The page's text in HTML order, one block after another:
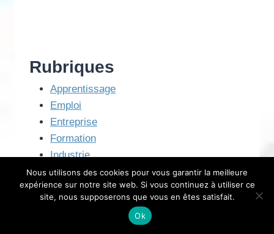
Rubriques
Apprentissage
Emploi
Entreprise
Formation
Industrie
Informatique
Nous utilisons des cookies pour vous garantir la meilleure
expérience sur notre site web. Si vous continuez à utiliser ce
site, nous supposerons que vous en êtes satisfait.
Ok